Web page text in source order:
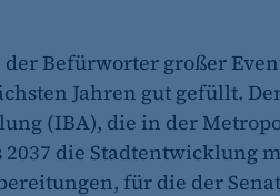
Befürworter großer
Jahren gut gefüllt.
(IBA), die in der
die Stadtentwicklung
für die der